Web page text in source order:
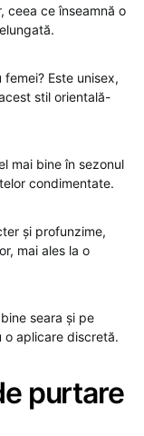
ceea ce înseamnă o
Este unisex,
stil orientală-
mai bine în sezonul
condimentate.
și profunzime,
mai ales la o
seara și pe
aplicare discretă.
purtare